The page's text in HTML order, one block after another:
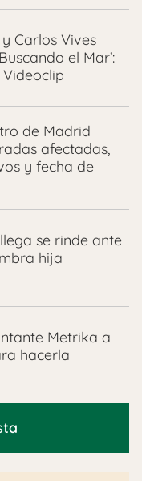
Carlos Vives
el Mar’:
de Madrid
afectadas,
y fecha de
se rinde ante
hija
Metrika a
hacerla